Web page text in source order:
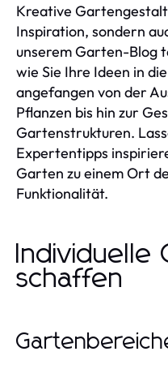
Kreative
Inspiration, sondern
unserem Garten-Blog
wie Sie Ihre Ideen in
angefangen von der
Pflanzen bis hin zur
Gartenstrukturen.
Expertentipps
Garten zu einem Ort
Funktionalität.
Individuelle
schaffen